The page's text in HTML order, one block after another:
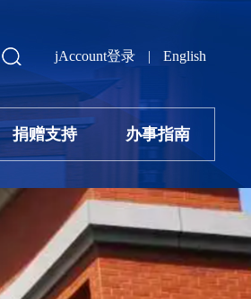
jAccount登录 | English
捐赠支持 办事指南